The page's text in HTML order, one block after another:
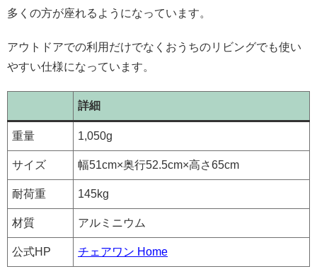
多くの方が座れるようになっています。
アウトドアでの利用だけでなくおうちのリビングでも使い
やすい仕様になっています。
詳細
重量 1,050g
サイズ 幅51cm×奥行52.5cm×高さ65cm
耐荷重 145kg
材質 アルミニウム
公式HP チェアワン Home